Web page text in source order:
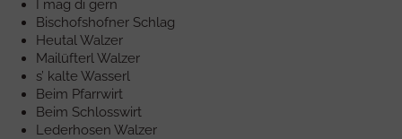
I mag di gern
Bischofshofner Schlag
Heutal Walzer
Mailüfterl Walzer
s’ kalte Wasserl
Beim Pfarrwirt
Beim Schlosswirt
Lederhosen Walzer